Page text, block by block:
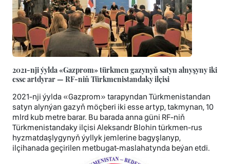
2021-nji ýylda «Gazprom» türkmen gazynyň satyn alnyşyny iki
esse artdyrar — RF-niň Türkmenistandaky ilçisi
2021-nji ýylda «Gazprom» tarapyndan Türkmenistandan
satyn alynýan gazyň möçberi iki esse artyp, takmynan, 10
mlrd kub metre barar. Bu barada anna güni RF-niň
Türkmenistandaky ilçisi Aleksandr Blohin türkmen-rus
hyzmatdaşlygynyň ýyllyk jemlerine bagyşlanyp,
ilçihanada geçirilen metbugat-maslahatynda beýan etdi.